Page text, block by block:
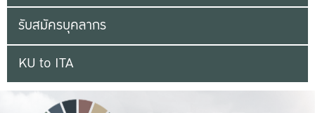
รับสมัครบุคลากร
KU to ITA